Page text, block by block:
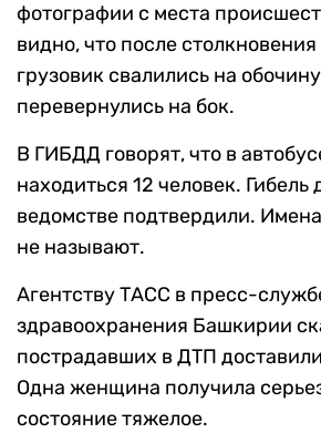
фотографии с места
видно, что после
грузовик свалились на
перевернулись на бок.
В ГИБДД говорят, что в
находиться 12 человек. Гибель
ведомстве подтвердили.
не называют.
Агентству ТАСС в пресс-
здравоохранения Башкирии
пострадавших в ДТП
Одна женщина получила
состояние тяжелое.